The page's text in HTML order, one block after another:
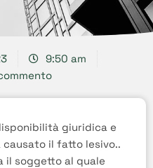
9:50 am
giuridica e
causato il fatto lesivo..
il soggetto al quale